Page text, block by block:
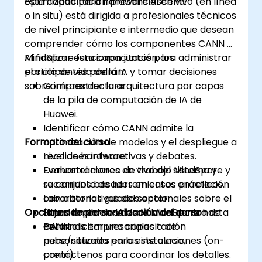
o in situ) está dirigida a profesionales técnicos
de nivel principiante e intermedio que desean
comprender cómo los componentes CANN y
MindSpore funcionan juntos para administrar
el ciclo de vida de la IA y tomar decisiones
sobre infraestructura.
Al finalizar esta capacitación, los
participantes podrán:
Comprender la arquitectura por capas
de la pila de computación de IA de
Huawei.
Identificar cómo CANN admite la
optimización de modelos y el despliegue a
nivel de hardware.
Evaluar el marco de trabajo MindSpore y
su conjunto de herramientas en relación
con alternativas del sector.
Situar la pila de IA de Huawei dentro de
entornos empresariales o de
nube/situados en las instalaciones (on-
prem).
Formato del curso
Lecciones interactivas y debates.
Demostraciones en vivo del sistema y
recorridos basados en casos prácticos.
Laboratorios guiados opcionales sobre el
flujo de modelos desde MindSpore hasta
CANN.
Opciones de personalización del curso
Para solicitar una capacitación
personalizada para este curso,
contáctenos para coordinar los detalles.